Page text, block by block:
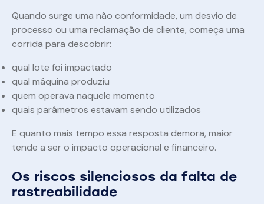
Quando surge uma não conformidade, um desvio de
processo ou uma reclamação de cliente, começa uma
corrida para descobrir:
qual lote foi impactado
qual máquina produziu
quem operava naquele momento
quais parâmetros estavam sendo utilizados
E quanto mais tempo essa resposta demora, maior
tende a ser o impacto operacional e financeiro.
Os riscos silenciosos da falta de
rastreabilidade